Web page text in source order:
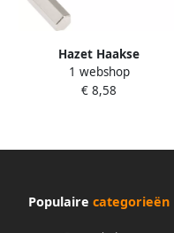
Hazet Haakse
schroevendraaier 2100-10 ·
Binnen-zeskant-profiel · SW
1 webshop
€ 8,58
Populaire categorieën